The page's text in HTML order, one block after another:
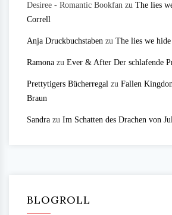
Desiree - Romantic Bookfan zu The lies
Correll
Anja Druckbuchstaben zu The lies we
Ramona zu Ever & After Der schlafende
Prettytigers Bücherregal zu Fallen
Braun
Sandra zu Im Schatten des Drachen von
BLOGROLL